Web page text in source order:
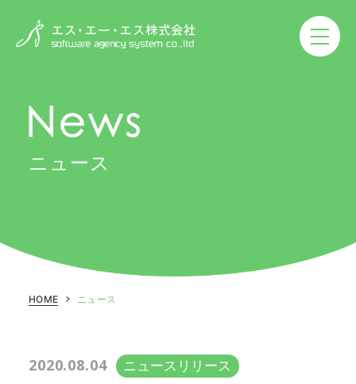
ニュース
SASの使命
ニュース
HOME ニュース
2020.08.04 ニュースリリース